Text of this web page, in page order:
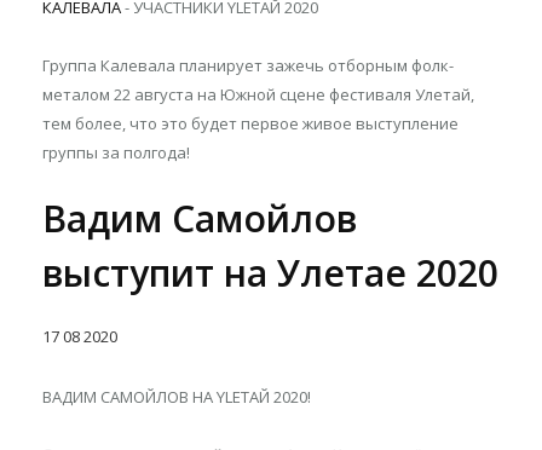
КАЛЕВАЛА- УЧАСТНИКИ YLETAЙ 2020
Группа Калевала планирует зажечь отборным фолк-
металом 22 августа на Южной сцене фестиваля Улетай,
тем более, что это будет первое живое выступление
группы за полгода!
Вадим Самойлов
выступит на Улетае 2020
17082020
ВАДИМ САМОЙЛОВ НА YLETAЙ 2020!